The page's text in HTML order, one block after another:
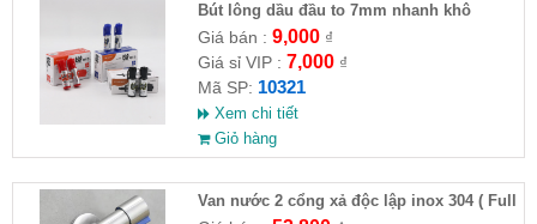
Bút lông dầu đầu to 7mm nhanh khô
Giá bán : 9,000₫
Giá sỉ VIP : 7,000₫
Mã SP: 10321
Xem chi tiết
Giỏ hàng
Van nước 2 cổng xả độc lập inox 304 ( Full